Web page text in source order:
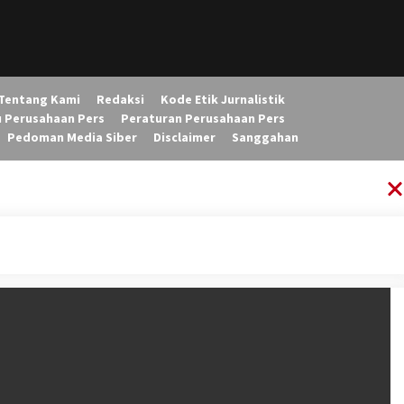
Kami Redaksi
Kode Etik Jurnalistik
Pers
Peraturan Perusahaan Pers
Pedoman Media Siber Disclaimer Sanggahan